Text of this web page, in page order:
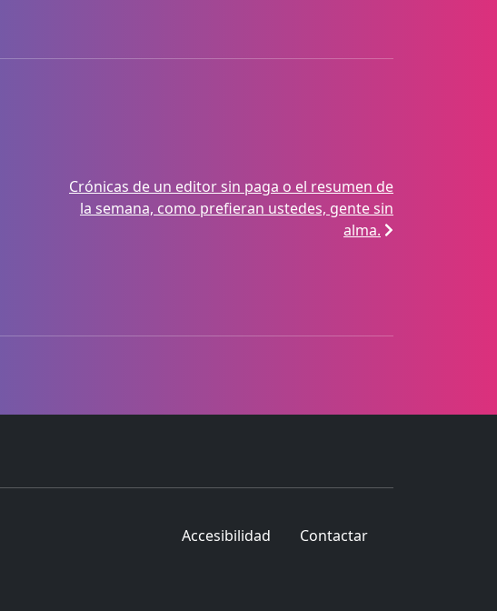
Crónicas de un editor sin paga o el resumen de
la semana, como prefieran ustedes, gente sin
alma.
Accesibilidad Contactar